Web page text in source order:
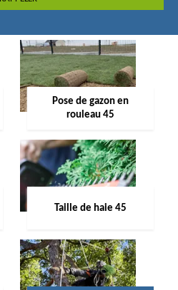
Pose de gazon en
rouleau 45
Taille de haie 45